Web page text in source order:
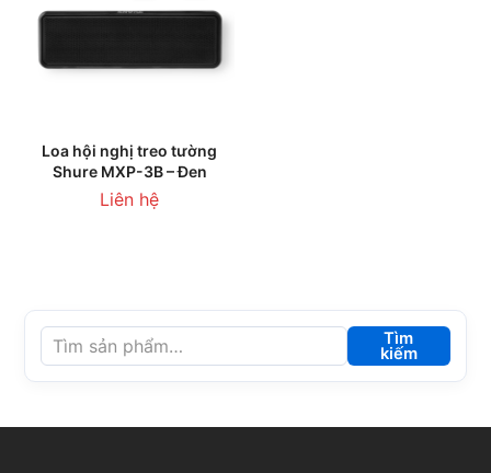
Loa hội nghị treo tường
Shure MXP-3B – Đen
Liên hệ
Tìm
kiếm